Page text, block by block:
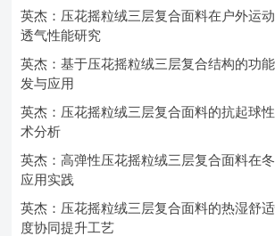
英杰：压花摇粒绒三层复合面料在户外运
透气性能研究
英杰：基于压花摇粒绒三层复合结构的功
发与应用
英杰：压花摇粒绒三层复合面料的抗起球
术分析
英杰：高弹性压花摇粒绒三层复合面料在
应用实践
英杰：压花摇粒绒三层复合面料的热湿舒
度协同提升工艺